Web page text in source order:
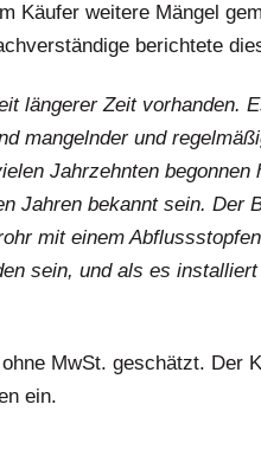
Käufer weitere Mängel
berichtete
längerer Zeit vorhanden.
mangelnder und
Jahrzehnten begonnen
Jahren bekannt sein. Der
mit einem
sein, und als es
MwSt. geschätzt. Der
ein.